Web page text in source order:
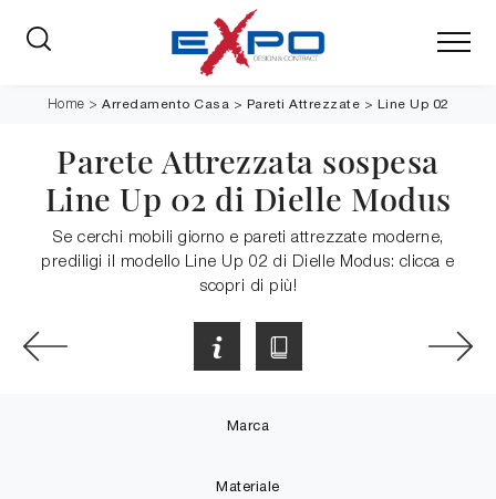
Home > Arredamento Casa > Pareti Attrezzate > Line Up 02
Parete Attrezzata sospesa
Line Up 02 di Dielle Modus
Se cerchi mobili giorno e pareti attrezzate moderne,
prediligi il modello Line Up 02 di Dielle Modus: clicca e
scopri di più!
Marca
Materiale